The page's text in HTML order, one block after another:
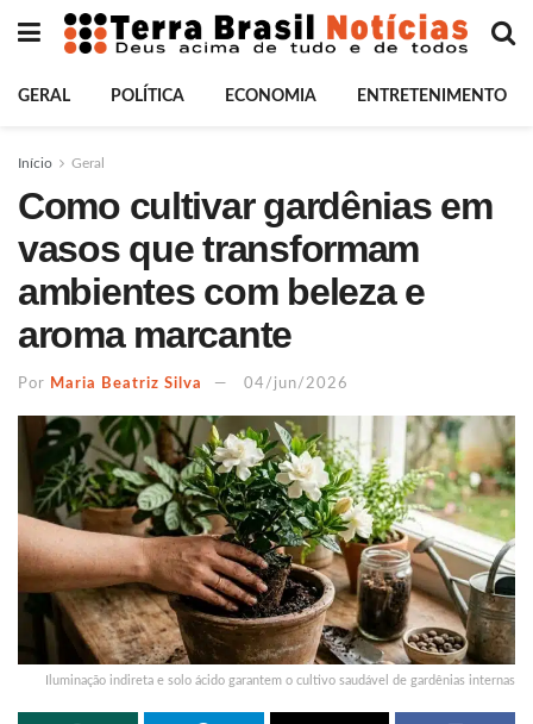
GERAL POLÍTICA ECONOMIA ENTRETENIMENTO
Início Geral
Como cultivar gardênias em
vasos que transformam
ambientes com beleza e
aroma marcante
Por Maria Beatriz Silva 04/jun/2026
Iluminação indireta e solo ácido garantem o cultivo saudável de gardênias internas